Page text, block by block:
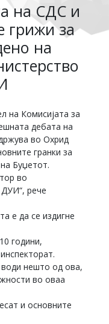
на СДС и
грижи за
на
на Комисијата за
дебата на
во Охрид
гранки за
Буџетот.
во
рече
е да се издигне
години,
нешто од ова,
во оваа
и основните